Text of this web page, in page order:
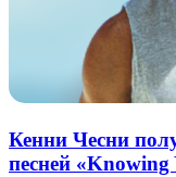
Кенни Чесни
песней «Knowing